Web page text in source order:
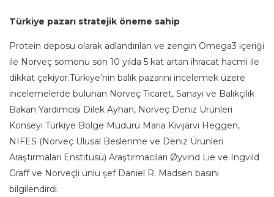
Türkiye pazarı stratejik öneme sahip
Protein deposu olarak adlandırılan ve zengin Omega3 içeriği
ile Norveç somonu son 10 yılda 5 kat artan ihracat hacmi ile
dikkat çekiyor.Türkiye’nin balık pazarını incelemek üzere
incelemelerde bulunan Norveç Ticaret, Sanayi ve Balıkçılık
Bakan Yardımcısı Dilek Ayhan, Norveç Deniz Ürünleri
Konseyi Türkiye Bölge Müdürü Maria Kivijärvi Heggen,
NIFES (Norveç Ulusal Beslenme ve Deniz Ürünleri
Araştırmaları Enstitüsü) Araştırmacıları Øyvind Lie ve Ingvild
Graff ve Norveçli ünlü şef Daniel R. Madsen basını
bilgilendirdi.